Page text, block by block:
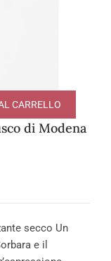
di Modena
CARRELLO
secco Un
e il